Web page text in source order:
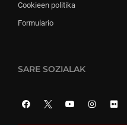
Cookieen politika
Formulario
SARE SOZIALAK